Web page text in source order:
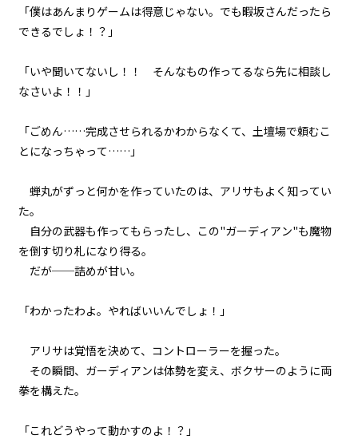
027
028
029
030
032
033
034
「僕はあんまりゲームは得意じゃない。でも暇坂さんだったら
できるでしょ！？」
「いや聞いてないし！！ そんなもの作ってるなら先に相談し
なさいよ！！」
「ごめん……完成させられるかわからなくて、土壇場で頼むこ
とになっちゃって……」
蝉丸がずっと何かを作っていたのは、アリサもよく知ってい
た。
自分の武器も作ってもらったし、この"ガーディアン"も魔物
を倒す切り札になり得る。
だが──詰めが甘い。
「わかったわよ。やればいいんでしょ！」
アリサは覚悟を決めて、コントローラーを握った。
その瞬間、ガーディアンは体勢を変え、ボクサーのように両
拳を構えた。
「これどうやって動かすのよ！？」